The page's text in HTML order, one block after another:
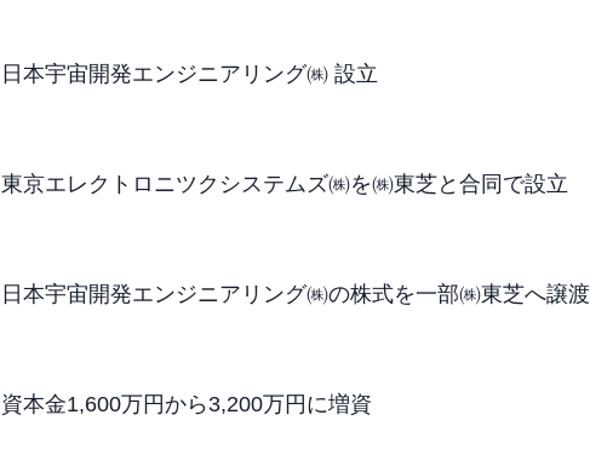
日本宇宙開発エンジニアリング㈱ 設立
東京エレクトロニツクシステムズ㈱を㈱東芝と合同で設立
日本宇宙開発エンジニアリング㈱の株式を一部㈱東芝へ譲渡
資本金1,600万円から3,200万円に増資